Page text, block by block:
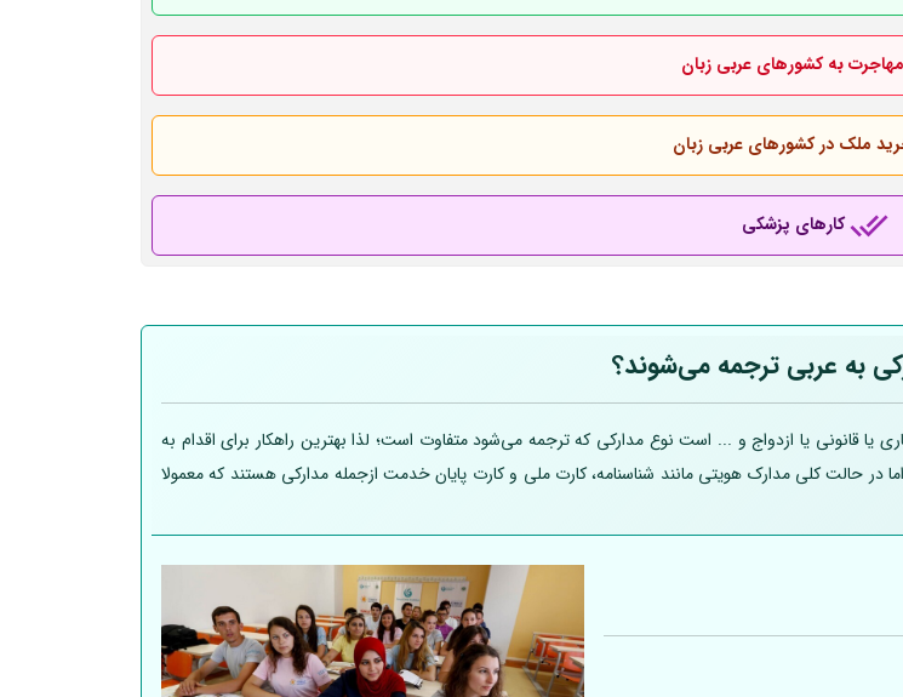
مهاجرت به کشورهای عربی زبان
ملک در کشورهای عربی زبان
کارهای پزشکی
به عربی ترجمه می‌شوند؟
قانونی یا ازدواج و ... است نوع مدارکی که ترجمه می‌شود متفاوت است؛ لذا بهترین راهکار برای اقدام به
در حالت کلی مدارک هویتی مانند شناسنامه، کارت ملی و کارت پایان خدمت ازجمله مدارکی هستند که معمولا